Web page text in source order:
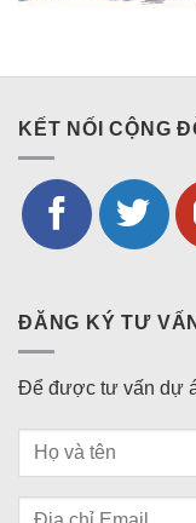
KẾT NỐI CỘNG
ĐĂNG KÝ TƯ VẤN
Để được tư vấn dự